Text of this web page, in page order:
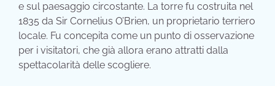
e sul paesaggio circostante. La torre fu costruita nel
1835 da Sir Cornelius O’Brien, un proprietario terriero
locale. Fu concepita come un punto di osservazione
per i visitatori, che già allora erano attratti dalla
spettacolarità delle scogliere.